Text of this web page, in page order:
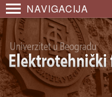
NAVIGACIJA